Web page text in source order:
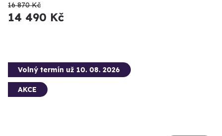
16 870 Kč
14 490 Kč
Volný termín už 10. 08. 2026
AKCE